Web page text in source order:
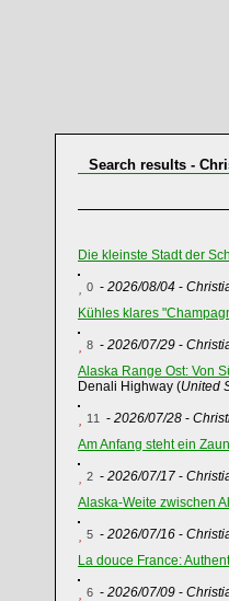
Search results -
Die kleinste Stadt der
0 - 2026/08/04 -
Kühles klares
8 - 2026/07/29 -
Alaska Range Ost: Von
Denali Highway (United
11 - 2026/07/28 -
Am Anfang steht ein
2 - 2026/07/17 -
Alaska-Weite zwischen
5 - 2026/07/16 -
La douce France:
6 - 2026/07/09 -